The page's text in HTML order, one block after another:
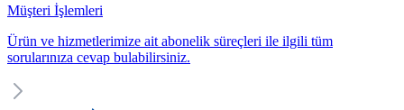
Müşteri İşlemleri
Ürün ve hizmetlerimize ait abonelik süreçleri ile ilgili tüm
sorularınıza cevap bulabilirsiniz.